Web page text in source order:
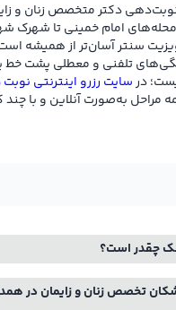
دکتر متخصص زنان و
امام خمینی تا شهرک
سنتر آسان‌تر از همیشه
تلفنی و معطلی پشت خط
درسایت رزرو اینترنتی
مراحل به‌صورت آنلاین و با چند
چقدر است؟
تخصص زنان و زایمان در